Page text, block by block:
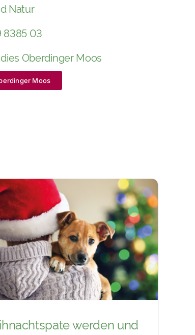
Natur
8385 03
Oberdinger Moos
Moos
werden und